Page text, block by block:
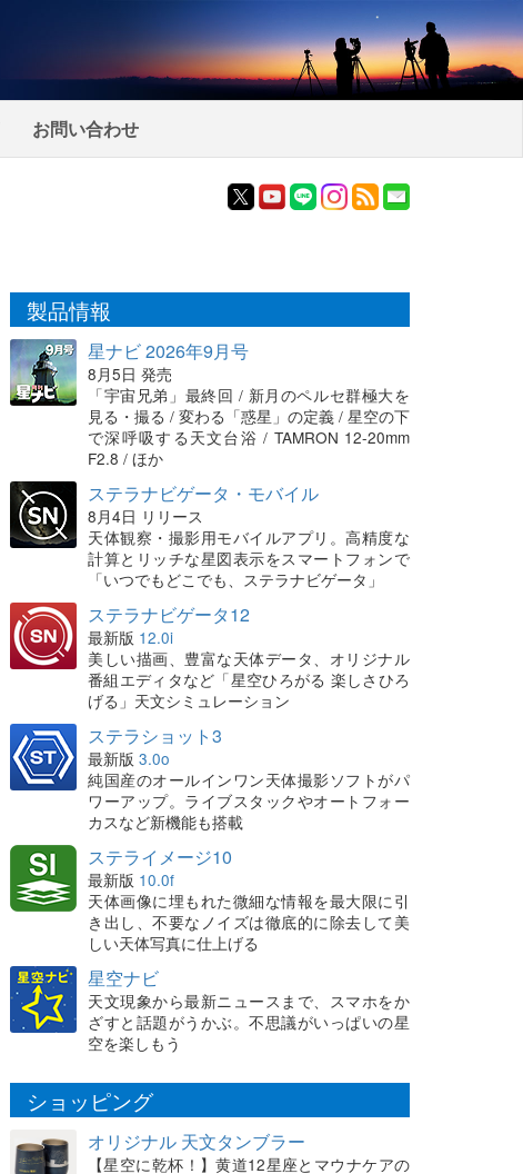
お問い合わせ
製品情報
星ナビ 2026年9月号
8月5日 発売
「宇宙兄弟」最終回 / 新月のペルセ群極大を
見る・撮る / 変わる「惑星」の定義 / 星空の下
で深呼吸する天文台浴 / TAMRON 12-20mm
F2.8 / ほか
ステラナビゲータ・モバイル
8月4日 リリース
天体観察・撮影用モバイルアプリ。高精度な
計算とリッチな星図表示をスマートフォンで
「いつでもどこでも、ステラナビゲータ」
ステラナビゲータ12
最新版 12.0i
美しい描画、豊富な天体データ、オリジナル
番組エディタなど「星空ひろがる 楽しさひろ
げる」天文シミュレーション
ステラショット3
最新版 3.0o
純国産のオールインワン天体撮影ソフトがパ
ワーアップ。ライブスタックやオートフォー
カスなど新機能も搭載
ステライメージ10
最新版 10.0f
天体画像に埋もれた微細な情報を最大限に引
き出し、不要なノイズは徹底的に除去して美
しい天体写真に仕上げる
星空ナビ
天文現象から最新ニュースまで、スマホをか
ざすと話題がうかぶ。不思議がいっぱいの星
空を楽しもう
ショッピング
オリジナル 天文タンブラー
【星空に乾杯！】黄道12星座とマウナケアの